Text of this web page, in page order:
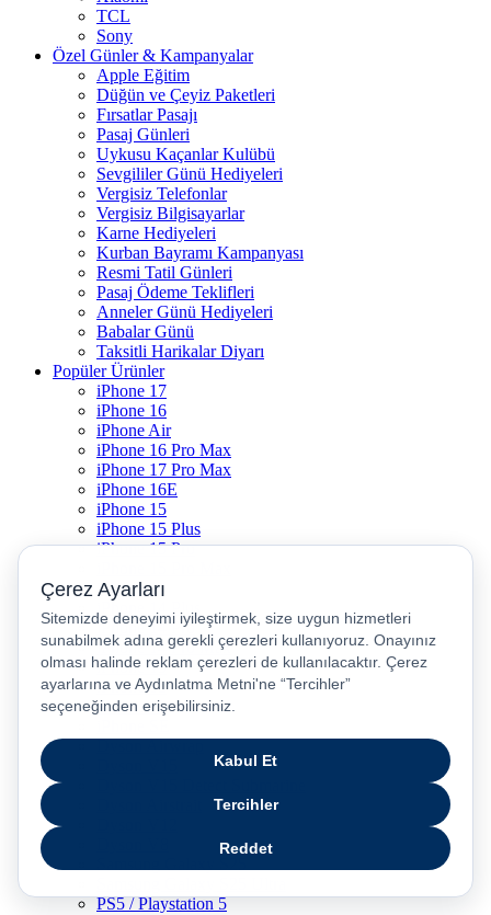
TCL
Sony
Özel Günler & Kampanyalar
Apple Eğitim
Düğün ve Çeyiz Paketleri
Fırsatlar Pasajı
Pasaj Günleri
Uykusu Kaçanlar Kulübü
Sevgililer Günü Hediyeleri
Vergisiz Telefonlar
Vergisiz Bilgisayarlar
Karne Hediyeleri
Kurban Bayramı Kampanyası
Resmi Tatil Günleri
Pasaj Ödeme Teklifleri
Anneler Günü Hediyeleri
Babalar Günü
Taksitli Harikalar Diyarı
Popüler Ürünler
iPhone 17
iPhone 16
iPhone Air
iPhone 16 Pro Max
iPhone 17 Pro Max
iPhone 16E
iPhone 15
iPhone 15 Plus
iPhone 15 Pro
iPhone 14
iPhone 14 Pro
iPhone 14 Pro Max
iPhone 13
iPhone 12
iPhone 11
PS5 / Playstation 5